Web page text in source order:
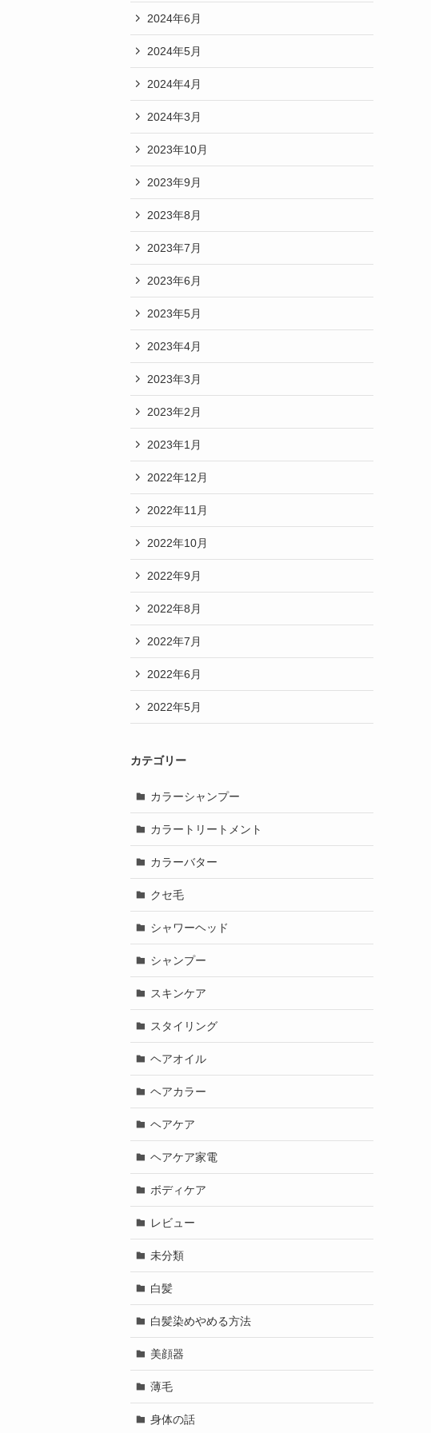
2024年6月
2024年5月
2024年4月
2024年3月
2023年10月
2023年9月
2023年8月
2023年7月
2023年6月
2023年5月
2023年4月
2023年3月
2023年2月
2023年1月
2022年12月
2022年11月
2022年10月
2022年9月
2022年8月
2022年7月
2022年6月
2022年5月
カテゴリー
カラーシャンプー
カラートリートメント
カラーバター
クセ毛
シャワーヘッド
シャンプー
スキンケア
スタイリング
ヘアオイル
ヘアカラー
ヘアケア
ヘアケア家電
ボディケア
レビュー
未分類
白髪
白髪染めやめる方法
美顔器
薄毛
身体の話